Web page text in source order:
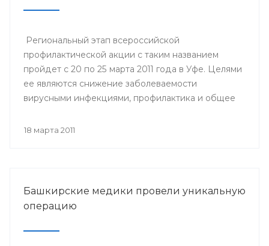
Региональный этап всероссийской
профилактической акции с таким названием
пройдет с 20 по 25 марта 2011 года в Уфе. Целями
ее являются снижение заболеваемости
вирусными инфекциями, профилактика и общее
18 марта 2011
Башкирские медики провели уникальную
операцию